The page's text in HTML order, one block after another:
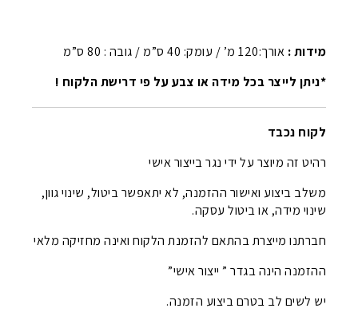
מידות : אורך:120 מ’ / עומק: 40 ס”מ / גובה : 80 ס”מ
*ניתן לייצר בכל מידה או צבע על פי דרישת הלקוח !
לקוח נכבד
רהיט זה מיוצר על ידי נגר בייצור אישי
משלב ביצוע ואישור ההזמנה, לא יתאפשר ביטול, שינוי גוון,
שינוי מידה, או ביטול עסקה.
חברתנו מייצרת בהתאם להזמנת הלקוח ואינה מחזיקה מלאי
ההזמנה הינה בגדר ” ייצור אישי”
יש לשים לב בטרם ביצוע הזמנה.